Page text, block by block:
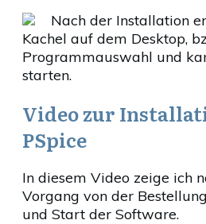
Nach der Installation
Kachel auf dem Desktop,
Programmauswahl und
starten.
Video zur
PSpice
In diesem Video zeige ich
Vorgang von der
und Start der Software.